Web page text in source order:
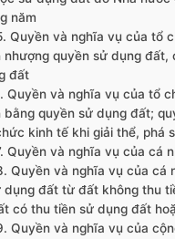
năm
Quyền và nghĩa vụ của tổ
nhượng quyền sử dụng đất,
đất
Quyền và nghĩa vụ của tổ
bằng quyền sử dụng đất;
kinh tế khi giải thể, phá
Quyền và nghĩa vụ của cá
Quyền và nghĩa vụ của cá
dụng đất từ đất không thu
có thu tiền sử dụng đất
Quyền và nghĩa vụ của